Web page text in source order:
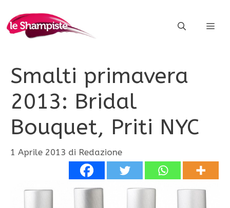
contenuto
Smalti primavera
2013: Bridal
Bouquet, Priti NYC
1 Aprile 2013 di Redazione